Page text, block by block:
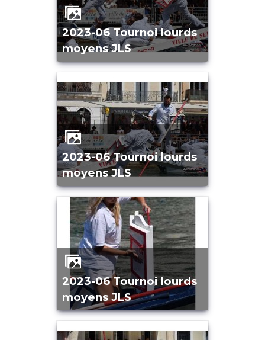
2023-06 Tournoi lourds
moyens JLS
2023-06 Tournoi lourds
moyens JLS
2023-06 Tournoi lourds
moyens JLS